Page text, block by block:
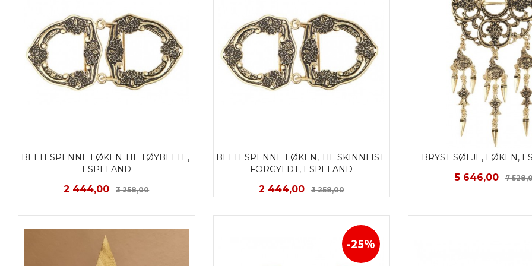
BELTESPENNE LØKEN TIL TØYBELTE,
ESPELAND
Tilbud
2 444,00 3 258,00Rabatt
BELTESPENNE LØKEN, TIL SKINNLIST
FORGYLDT, ESPELAND
Tilbud
2 444,00 3 258,00Rabatt
BRYST SØLJE, LØKEN,
Tilbud
5 646,00 7
-25%